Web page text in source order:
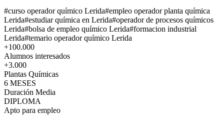
#curso operador químico Lerida#empleo operador planta química
Lerida#estudiar química en Lerida#operador de procesos químicos
Lerida#bolsa de empleo químico Lerida#formacion industrial
Lerida#temario operador químico Lerida
+100.000
Alumnos interesados
+3.000
Plantas Químicas
6 MESES
Duración Media
DIPLOMA
Apto para empleo